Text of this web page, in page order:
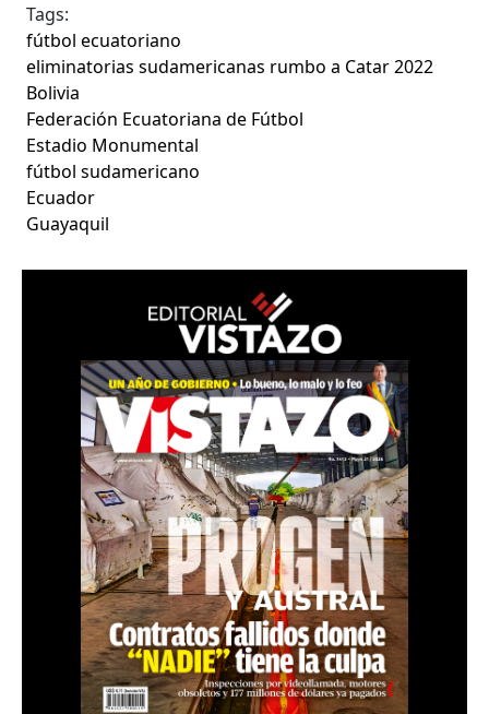
Tags:
fútbol ecuatoriano
eliminatorias sudamericanas rumbo a Catar 2022
Bolivia
Federación Ecuatoriana de Fútbol
Estadio Monumental
fútbol sudamericano
Ecuador
Guayaquil